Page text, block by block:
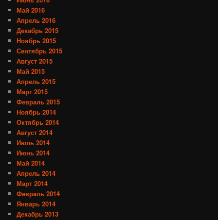
Май 2016
Апрель 2016
Декабрь 2015
Ноябрь 2015
Сентябрь 2015
Август 2015
Май 2015
Апрель 2015
Март 2015
Февраль 2015
Ноябрь 2014
Октябрь 2014
Август 2014
Июль 2014
Июнь 2014
Май 2014
Апрель 2014
Март 2014
Февраль 2014
Январь 2014
Декабрь 2013